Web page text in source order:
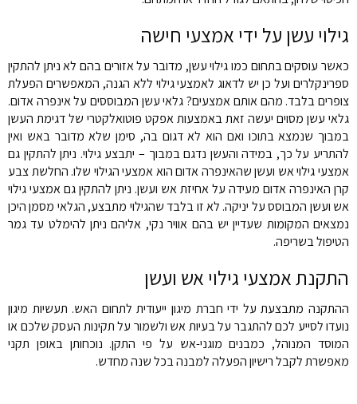
גילוי עשן על ידי אמצעי חישה
כאשר עוסקים בתחום כמו גילוי עשן, מדובר על אזורים בהם לא ניתן להתקין
ספרינקלרים ועל כן יש לדאוג לאמצעי גילוי ללא הגנה, המאפשרים הפעלת
צופרים בלבד. מהם אותם אמצעים? גלאי עשן המבוססים על אינפרה אדום.
גלאי עשן מסוים יעשה זאת באמצעות אפקט פוטואלקטרי של דגימת העשן
במבוך שנמצא בתוכו ואם הוא לא דגום בה, סימן שלא מדובר באש ואין
להתריע על כך, במידה והעשן נדגם במבוך – יתבצע גילוי. ניתן להתקין גם
אמצעי גילוי אש ועשן שהאינפרה אדום הוא אמצעי הגילוי שלו. החלשת צבע
קרן האינפרה אדום מעידה על אחיזת אש ועשן. ניתן להתקין גם אמצעי גילוי
אש ועשן המבוסס על יניקה. לא זו בלבד שהגילוי מתבצע, הגלאי מסמן היכן
נמצאים המקומות שעדיין יש בהם אוויר נקי, אליהם ניתן להימלט עד גמר
הטיפול בשריפה.
התקנת אמצעי גילוי אש ועשן
ההתקנה מתבצעת על ידי חברת מיגון ייעודית לתחום האש. תעשיות מיגון
נועדו לסייע לכם להתגבר על בעיות אש ולשמור על תקינות העסק שלכם או
המוסד המנוהל, כמבנים מוגני-אש על פי התקן. נוכחותן באופן תקני
מאפשרת לקבל רישיון הפעלה למבנה בכל שנה מחדש.